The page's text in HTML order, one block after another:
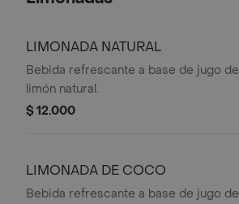
LIMONADA NATURAL
Bebida refrescante a base de jugo de
limón natural.
$ 12.000
LIMONADA DE COCO
Bebida refrescante a base de jugo de